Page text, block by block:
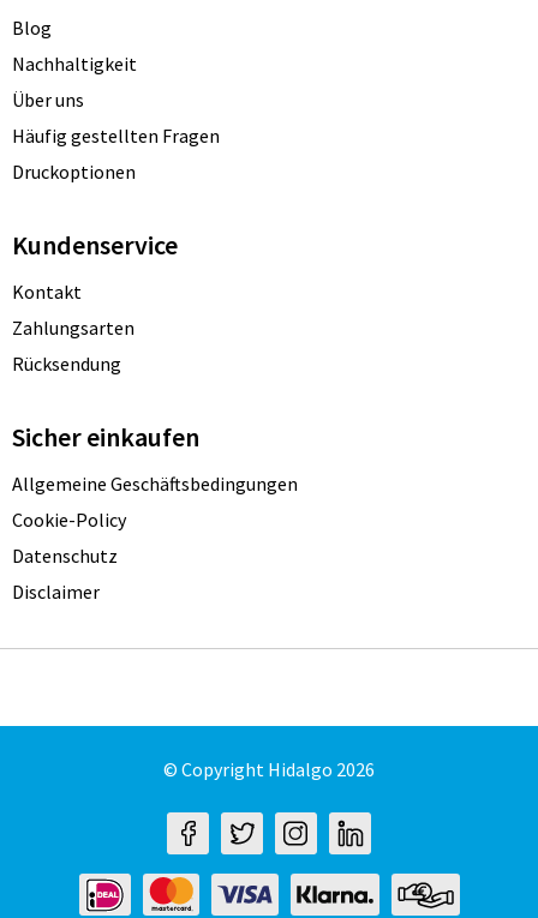
Blog
Nachhaltigkeit
Über uns
Häufig gestellten Fragen
Druckoptionen
Kundenservice
Kontakt
Zahlungsarten
Rücksendung
Sicher einkaufen
Allgemeine Geschäftsbedingungen
Cookie-Policy
Datenschutz
Disclaimer
© Copyright Hidalgo 2026